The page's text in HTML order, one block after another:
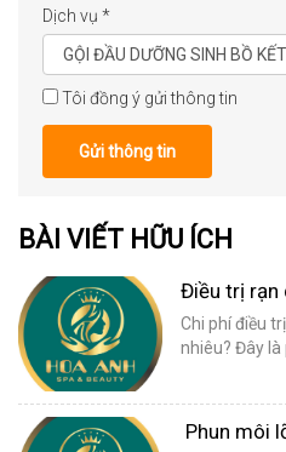
Dịch vụ *
Tôi đồng ý gửi thông tin
Gửi thông tin
BÀI VIẾT HỮU ÍCH
Điều trị rạn
Chi phí điều
nhiêu? Đây là
Phun môi